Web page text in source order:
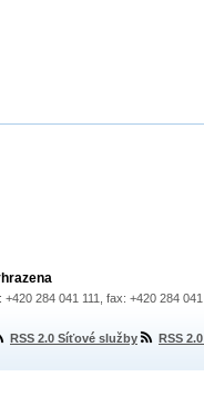
284 041 111, fax: +420 284
RSS 2.0 Síťové služby RSS